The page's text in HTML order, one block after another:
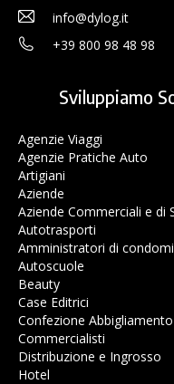
info@dylog.it
+39 800 98 48 98
Sviluppiamo
Agenzie Viaggi
Agenzie Pratiche Auto
Artigiani
Aziende
Aziende Commerciali e di
Autotrasporti
Amministratori di
Autoscuole
Beauty
Case Editrici
Confezione Abbigliamento
Commercialisti
Distribuzione e Ingrosso
Hotel